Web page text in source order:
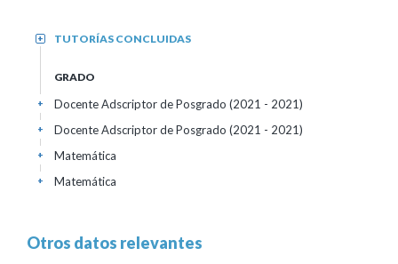
TUTORÍAS CONCLUIDAS
+
GRADO
Docente Adscriptor de Posgrado (2021 - 2021)
+
Docente Adscriptor de Posgrado (2021 - 2021)
+
Matemática
+
Matemática
+
Otros datos relevantes